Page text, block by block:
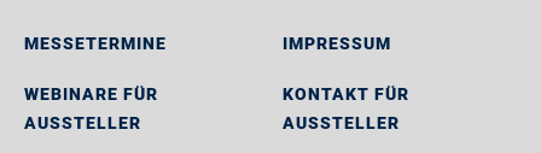
MESSETERMINE
WEBINARE FÜR
AUSSTELLER
IMPRESSUM
KONTAKT FÜR
AUSSTELLER